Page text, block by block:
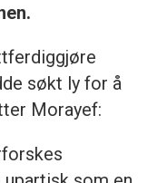
søkt ly for å
Morayef: